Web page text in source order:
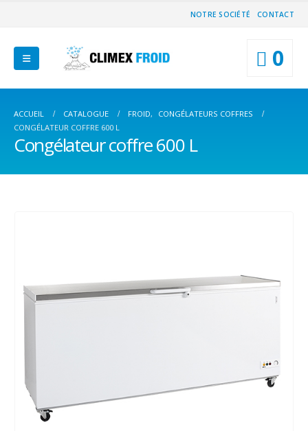
NOTRE SOCIÉTÉ CONTACT
0
ACCUEIL CATALOGUE FROID,
CONGÉLATEURS COFFRES
CONGÉLATEUR COFFRE 600 L
Congélateur coffre 600 L